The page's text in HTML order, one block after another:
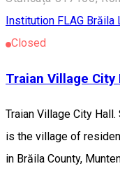
Institution FLAG Brăila
Closed
Traian Village City
Traian Village City
is the village of
in Brăila County,